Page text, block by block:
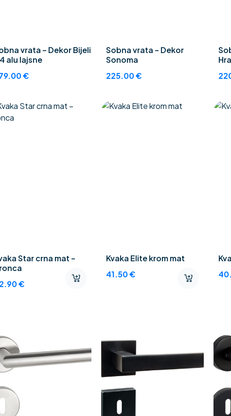
vrata – Dekor Bijeli
alu lajsne
€
Sobna vrata – Dekor
Sonoma
225.00€
Star crna mat –
€
Kvaka Elite krom mat
41.50€